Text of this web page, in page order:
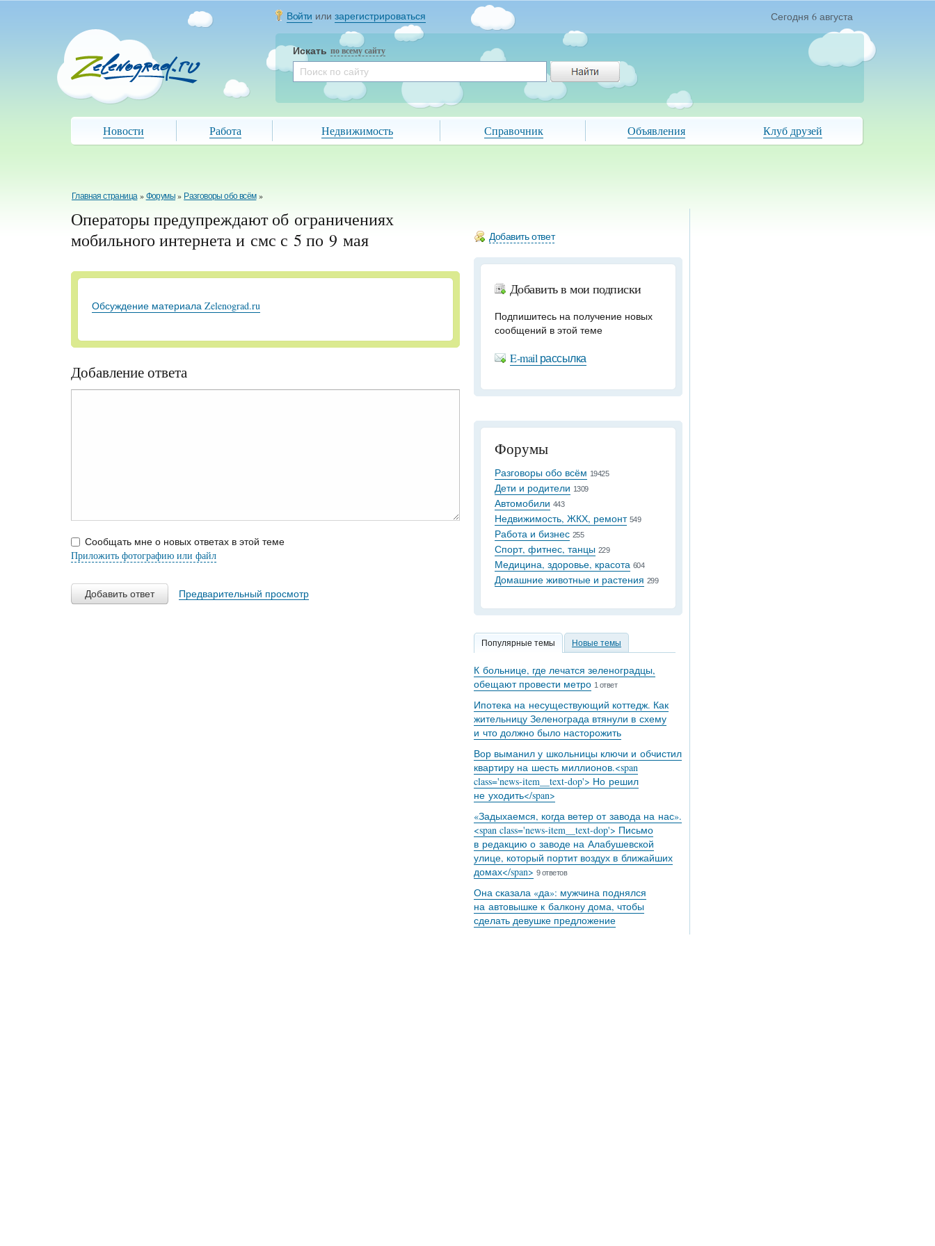
Войти или зарегистрироваться Сегодня 6 августа
Искать по всему сайту
Новости Работа Недвижимость Справочник Объявления Клуб друзей
Главная страница »Форумы» Разговоры обо всём »
Операторы предупреждают об ограничениях
мобильного интернета и смс с 5 по 9 мая
Обсуждение материала Zelenograd.ru
Добавление ответа
Сообщать мне о новых ответах в этой теме
Приложить фотографию или файл
Добавить ответ Предварительный просмотр
Добавить ответ
Добавить в мои подписки
Подпишитесь на получение новых
сообщений в этой теме
E-mail рассылка
Форумы
Разговоры обо всём 19425
Дети и родители 1309
Автомобили 443
Недвижимость, ЖКХ, ремонт 549
Работа и бизнес 255
Спорт, фитнес, танцы 229
Медицина, здоровье, красота 604
Домашние животные и растения 299
Популярные темы Новые темы
К больнице, где лечатся зеленоградцы,
обещают провести метро 1 ответ
Ипотека на несуществующий коттедж. Как
жительницу Зеленограда втянули в схему
и что должно было насторожить
Вор выманил у школьницы ключи и обчистил
квартиру на шесть миллионов.<span
class='news-item__text-dop'> Но решил
не уходить</span>
«Задыхаемся, когда ветер от завода на нас».
<span class='news-item__text-dop'> Письмо
в редакцию о заводе на Алабушевской
улице, который портит воздух в ближайших
домах</span> 9 ответов
Она сказала «да»: мужчина поднялся
на автовышке к балкону дома, чтобы
сделать девушке предложение